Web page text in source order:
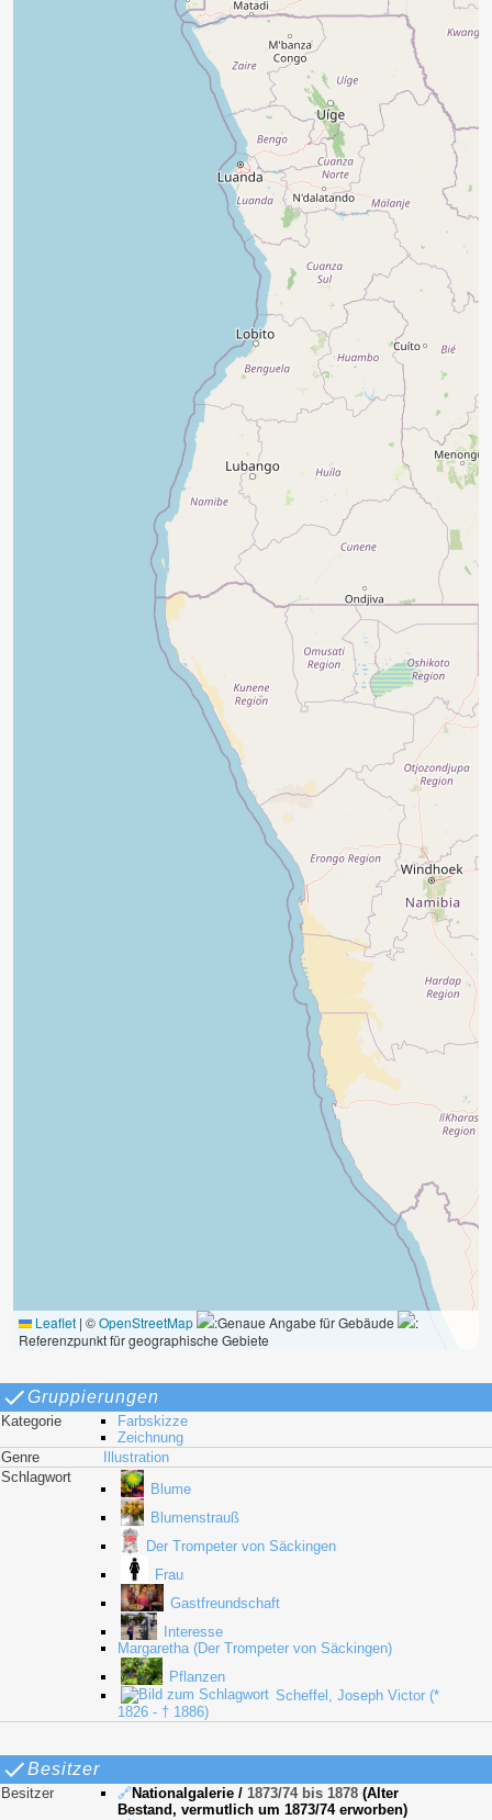
Leaflet | ©OpenStreetMap :Genaue Angabe für Gebäude
:
Referenzpunkt für geographische Gebiete
Gruppierungen
Kategorie
Farbskizze
Zeichnung
Genre
Illustration
Schlagwort
Blume
Blumenstrauß
Der Trompeter von Säckingen
Frau
Gastfreundschaft
Interesse
Margaretha (Der Trompeter von Säckingen)
Pflanzen
Scheffel, Joseph Victor (*
1826 - † 1886)
Besitzer
Besitzer 🔗Nationalgalerie /1873/74 bis 1878 (Alter
Bestand, vermutlich um 1873/74 erworben)